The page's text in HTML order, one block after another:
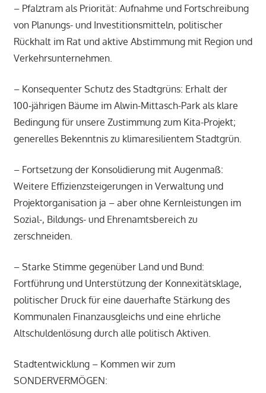
– Pfalztram als Priorität: Aufnahme und Fortschreibung
von Planungs- und Investitionsmitteln, politischer
Rückhalt im Rat und aktive Abstimmung mit Region und
Verkehrsunternehmen.
– Konsequenter Schutz des Stadtgrüns: Erhalt der
100‑jährigen Bäume im Alwin-Mittasch-Park als klare
Bedingung für unsere Zustimmung zum Kita-Projekt;
generelles Bekenntnis zu klimaresilientem Stadtgrün.
– Fortsetzung der Konsolidierung mit Augenmaß:
Weitere Effizienzsteigerungen in Verwaltung und
Projektorganisation ja – aber ohne Kernleistungen im
Sozial-, Bildungs- und Ehrenamtsbereich zu
zerschneiden.
– Starke Stimme gegenüber Land und Bund:
Fortführung und Unterstützung der Konnexitätsklage,
politischer Druck für eine dauerhafte Stärkung des
Kommunalen Finanzausgleichs und eine ehrliche
Altschuldenlösung durch alle politisch Aktiven.
Stadtentwicklung – Kommen wir zum
SONDERVERMÖGEN: